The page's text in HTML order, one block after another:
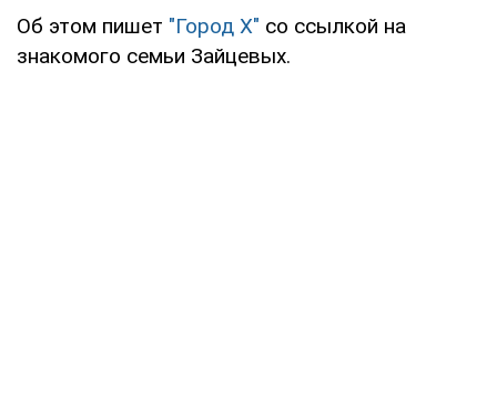
Об этом пишет "Город Х" со ссылкой на
знакомого семьи Зайцевых.